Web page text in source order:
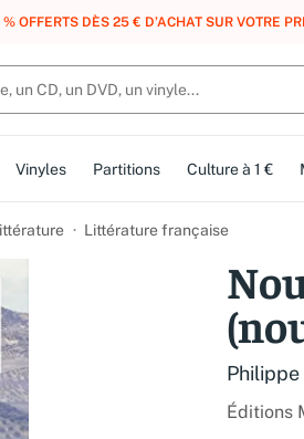
POINTS, DES RÉCOMPENSES :REJOIGNEZ
Vinyles Partitions Culture à 1 €
Littérature française
Éditions